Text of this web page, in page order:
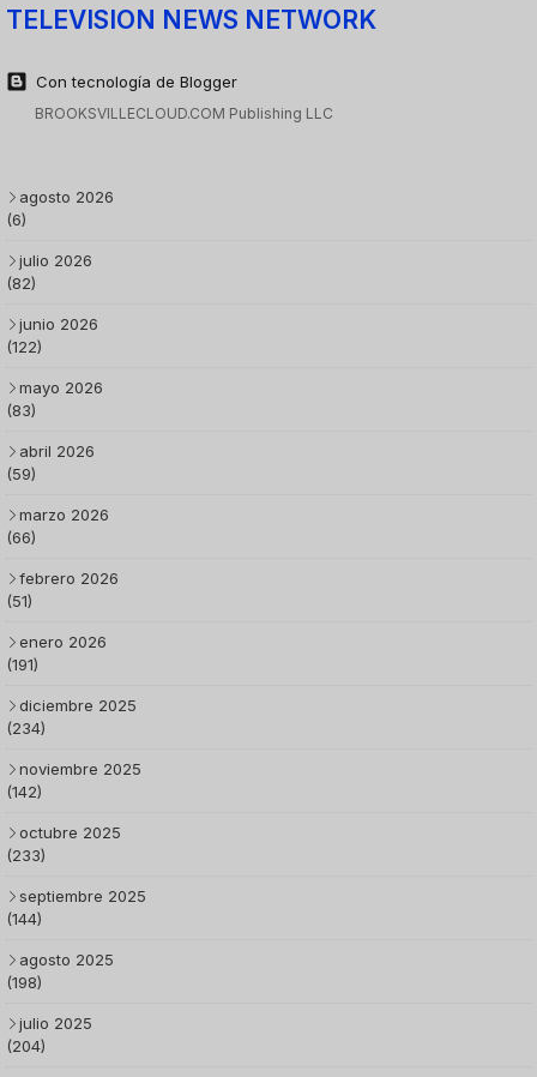
TELEVISION NEWS NETWORK
Con tecnología de Blogger
BROOKSVILLECLOUD.COM Publishing LLC
agosto 2026
(6)
julio 2026
(82)
junio 2026
(122)
mayo 2026
(83)
abril 2026
(59)
marzo 2026
(66)
febrero 2026
(51)
enero 2026
(191)
diciembre 2025
(234)
noviembre 2025
(142)
octubre 2025
(233)
septiembre 2025
(144)
agosto 2025
(198)
julio 2025
(204)